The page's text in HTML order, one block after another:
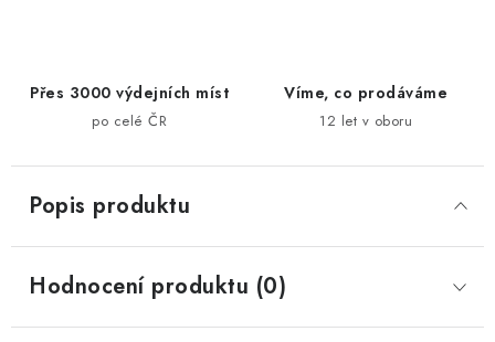
Přes 3000 výdejních míst
po celé ČR
Víme, co prodáváme
12 let v oboru
Popis produktu
Hodnocení produktu (0)